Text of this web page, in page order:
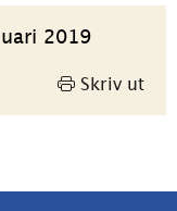
2019
Skriv ut